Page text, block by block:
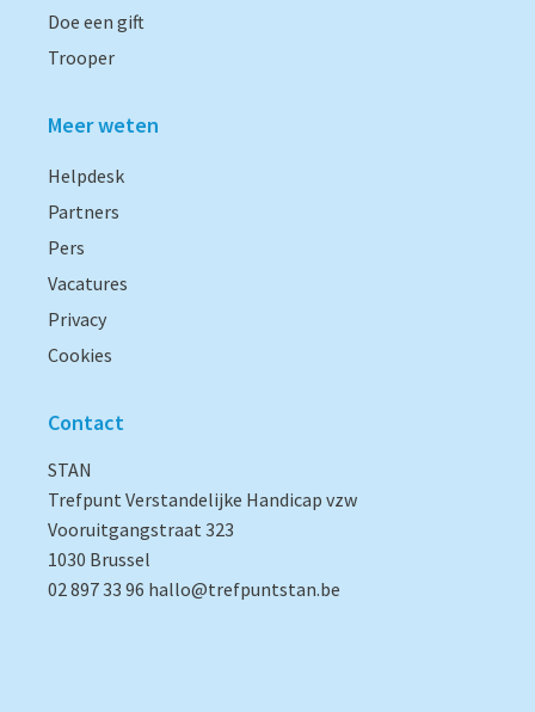
Doe een gift
Trooper
Meer weten
Helpdesk
Partners
Pers
Vacatures
Privacy
Cookies
Contact
STAN
Trefpunt Verstandelijke Handicap vzw
Vooruitgangstraat 323
1030 Brussel
02 897 33 96 hallo@trefpuntstan.be